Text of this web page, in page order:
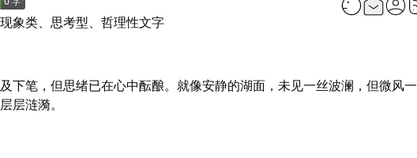
象类、思考型、哲理性文字
下笔，但思绪已在心中酝酿。就像安静的湖面，未见一丝波澜，但微风一
层涟漪。